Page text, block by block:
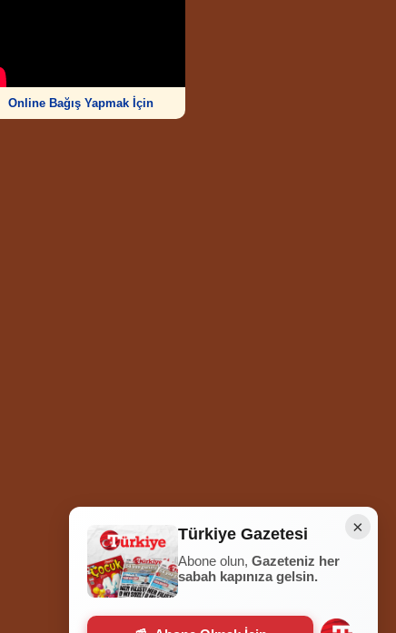
Online Bağış Yapmak İçin
Ziyaretçi Sayısı
252.004.753
Hosted byİhlas Net
×
Türkiye Gazetesi
Abone olun, Gazeteniz her
sabah kapınıza gelsin.